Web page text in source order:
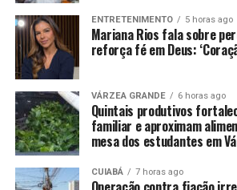
Para alcançar a meta de inflação, o
como principal instrumento a taxa
Selic, definida em 14,25% ao ano.
A alta do preço dos alimentos e da
incertezas em torno da economia
aumentar mais uma vez os juros em
percentual na última reunião, em
aumento seguido da Selic em um ciclo
ENTRETENIMENTO 5 horas ago
Mariana Rios fala sobre
reforça fé em Deus:
VÁRZEA GRANDE 6 horas ago
Quintais produtivos
familiar e aproximam
mesa dos estudantes em
CUIABÁ 7 horas ago